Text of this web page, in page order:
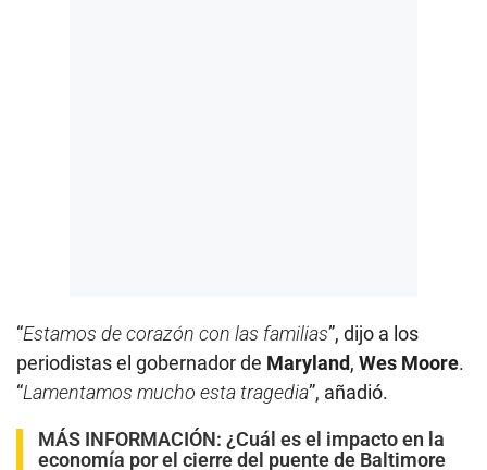
“Estamos de corazón con las familias”, dijo a los
periodistas el gobernador de Maryland, Wes Moore.
“Lamentamos mucho esta tragedia”, añadió.
MÁS INFORMACIÓN: ¿Cuál es el impacto en la
economía por el cierre del puente de Baltimore